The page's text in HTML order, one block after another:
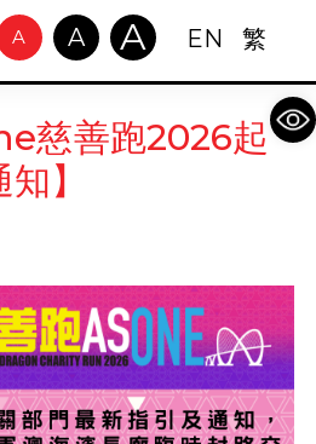
A A A EN 繁
慈善跑2026起
】